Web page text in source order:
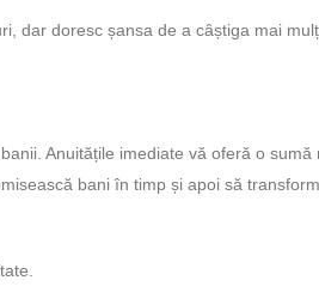
dar doresc șansa de a câștiga mai
Anuitățile imediate vă oferă o sumă
bani în timp și apoi să